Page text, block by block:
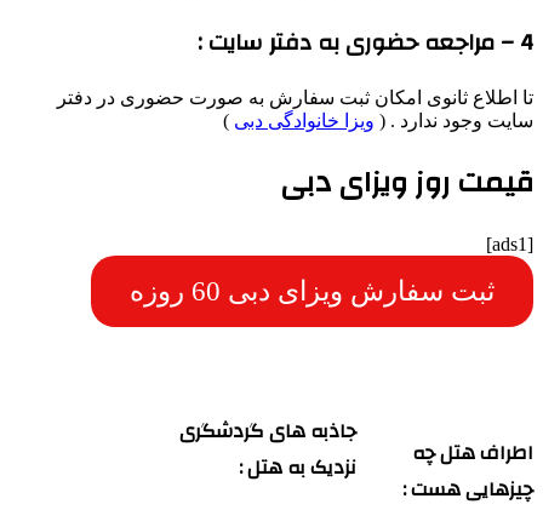
اطلاع ثانوی امکان ثبت سفارش به صورت حضوری در دفتر
وجود ندارد . ( ویزا خانوادگی دبی)
روز ویزای دبی
ثبت سفارش ویزای دبی 60 روزه
هتل چه
هست :
جاذبه های گردشگری
نزدیک به هتل :